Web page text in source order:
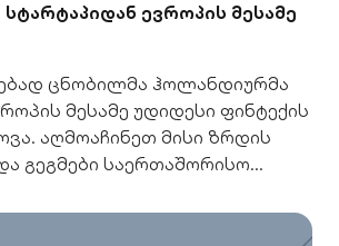
სტარტაპიდან ევროპის მესამე
ცნობილმა ჰოლანდიურმა
მესამე უდიდესი ფინტექის
აღმოაჩინეთ მისი ზრდის
გეგმები საერთაშორისო